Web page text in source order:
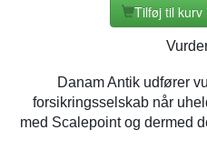
Tilføj til kurv
Danam Antik udfører
forsikringsselskab når
med Scalepoint og dermed